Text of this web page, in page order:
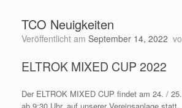
TCO Neuigkeiten
Veröffentlicht am September 14, 2022
ELTROK MIXED CUP 2022
Der ELTROK MIXED CUP findet am 24. /